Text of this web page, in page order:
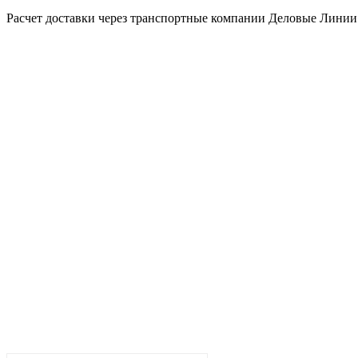
Расчет доставки через транспортные компании Деловые